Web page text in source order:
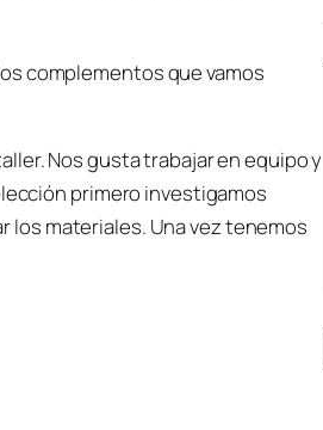
complementos que vamos
Nos gusta trabajar en equipo y
primero investigamos
los materiales. Una vez tenemos